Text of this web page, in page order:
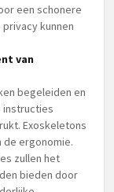
een schonere
kunnen
van
begeleiden en
instructies
Exoskeletons
ergonomie.
zullen het
bieden door